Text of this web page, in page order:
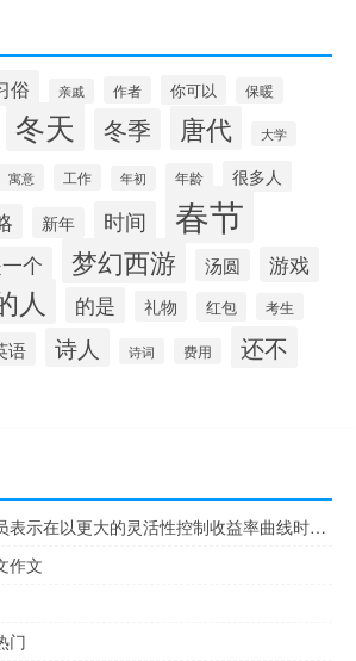
俗 亲戚 作者 你可以 保暖
冬天 冬季 唐代 大学
寓意 工作 年初 年龄 很多人
新年 时间 春节
个 梦幻西游 汤圆 游戏
人 的是 礼物 红包 考生
语 诗人 诗词 费用 还不
日本央行：一位成员表示在以更大的灵活性控制收益率曲线时重要的是尽可能由市场决定利率防止利率大幅波动
作文
门